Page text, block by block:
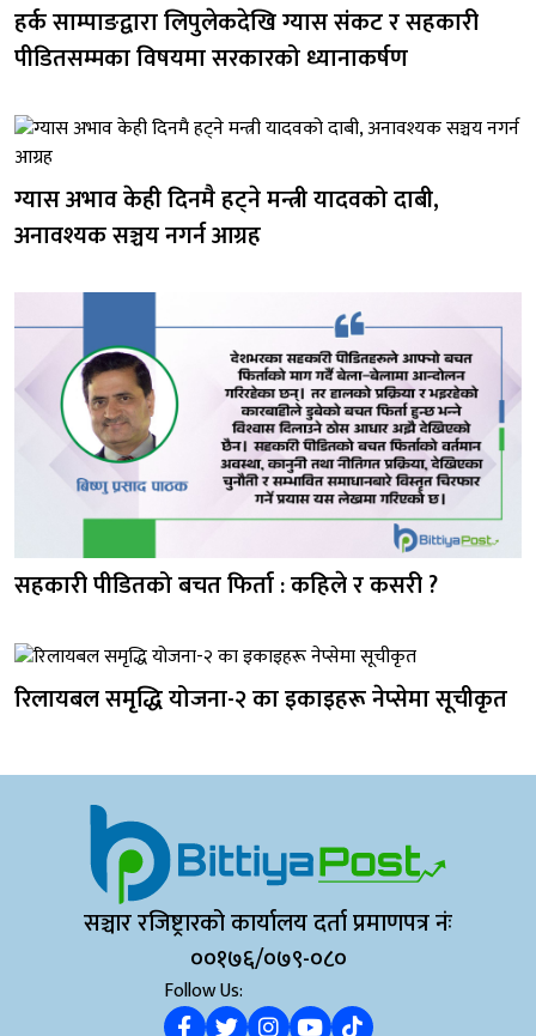
हर्क साम्पाङद्वारा लिपुलेकदेखि ग्यास संकट र सहकारी
पीडितसम्मका विषयमा सरकारको ध्यानाकर्षण
ग्यास अभाव केही दिनमै हट्ने मन्त्री यादवको दाबी,
अनावश्यक सञ्चय नगर्न आग्रह
सहकारी पीडितको बचत फिर्ता : कहिले र कसरी ?
रिलायबल समृद्धि योजना-२ का इकाइहरू नेप्सेमा सूचीकृत
सञ्चार रजिष्ट्रारको कार्यालय दर्ता प्रमाणपत्र नंः
००१७६/०७९-०८०
Follow Us: